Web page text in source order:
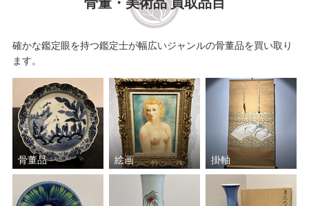
確かな鑑定眼を持つ鑑定士が幅広いジャンルの骨董品を買い取り
ます。
骨董品 絵画 掛軸